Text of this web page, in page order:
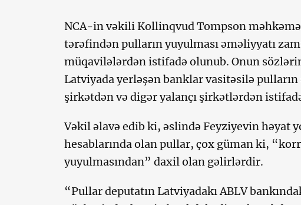
NCA-in vəkili Kollinqvud Tompson
tərəfindən pulların yuyulması əməliyyatı
müqavilələrdən istifadə olunub. Onun
Latviyada yerləşən banklar vasitəsilə
şirkətdən və digər yalançı şirkətlərdən
Vəkil əlavə edib ki, əslində Feyziyevin həyat
hesablarında olan pullar, çox güman ki,
yuyulmasından” daxil olan gəlirlərdir.
“Pullar deputatın Latviyadakı ABLV